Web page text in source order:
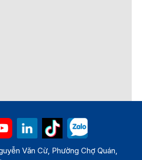
Văn Cừ, Phường Chợ Quán,